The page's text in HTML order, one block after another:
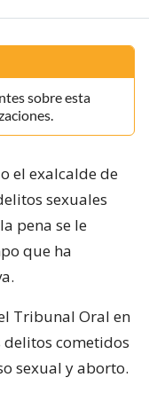
sobre esta
el exalcalde de
sexuales
pena se le
que ha
Tribunal Oral en
delitos cometidos
sexual y aborto.